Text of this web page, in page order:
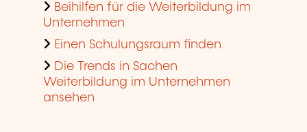
Beihilfen für die Weiterbildung im
Unternehmen
Einen Schulungsraum finden
Die Trends in Sachen
Weiterbildung im Unternehmen
ansehen